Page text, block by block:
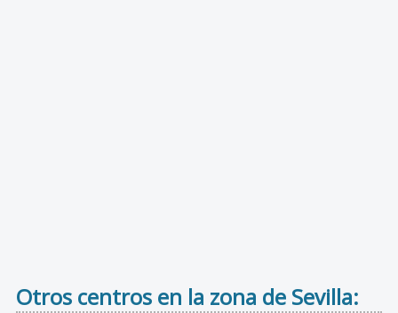
Otros centros en la zona de Sevilla: